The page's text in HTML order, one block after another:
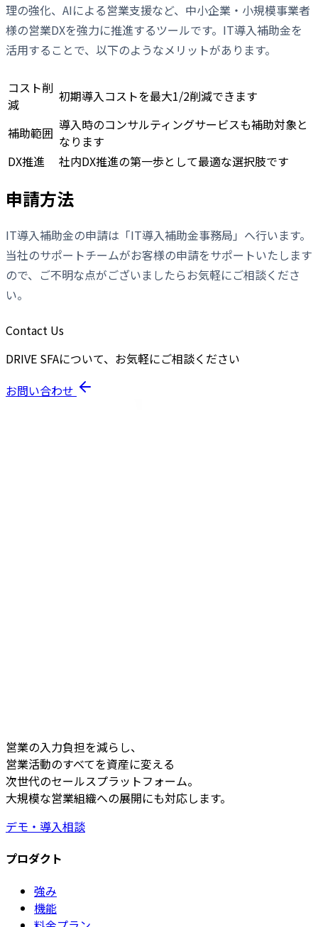
理の強化、AIによる営業支援など、中小企業・小規模事業者
様の営業DXを強力に推進するツールです。IT導入補助金を
活用することで、以下のようなメリットがあります。
コスト削
減
初期導入コストを最大1/2削減できます
補助範囲 導入時のコンサルティングサービスも補助対象と
なります
DX推進
社内DX推進の第一歩として最適な選択肢です
申請方法
IT導入補助金の申請は「IT導入補助金事務局」へ行います。
当社のサポートチームがお客様の申請をサポートいたします
ので、ご不明な点がございましたらお気軽にご相談くださ
い。
Contact Us
DRIVE SFAについて、お気軽にご相談ください
お問い合わせ
営業の入力負担を減らし、
営業活動のすべてを資産に変える
次世代のセールスプラットフォーム。
大規模な営業組織への展開にも対応します。
デモ・導入相談
プロダクト
強み
機能